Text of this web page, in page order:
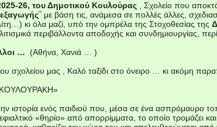
26, του Δημοτικού Κουλούρας , Σχολείο που
με βάση τις, ανάμεσα σε πολλές άλλες,
κι όλα μαζί, υπό την ομπρέλα της Στοχοθεσίας της
περιβάλλοντα αποδοχής και συνδημιουργίας,
… (Αθήνα, Χανιά … )
σχολείου μας , Καλό ταξίδι στο όνειρο … κι ακόμη
ΚΟΥΛΟΥΡΑΚΗ»
ιστορία ενός παιδιού που, μέσα σε ένα ασπρόμαυρο
«θηρίο» από απορρίμματα, το οποίο τρομάζει